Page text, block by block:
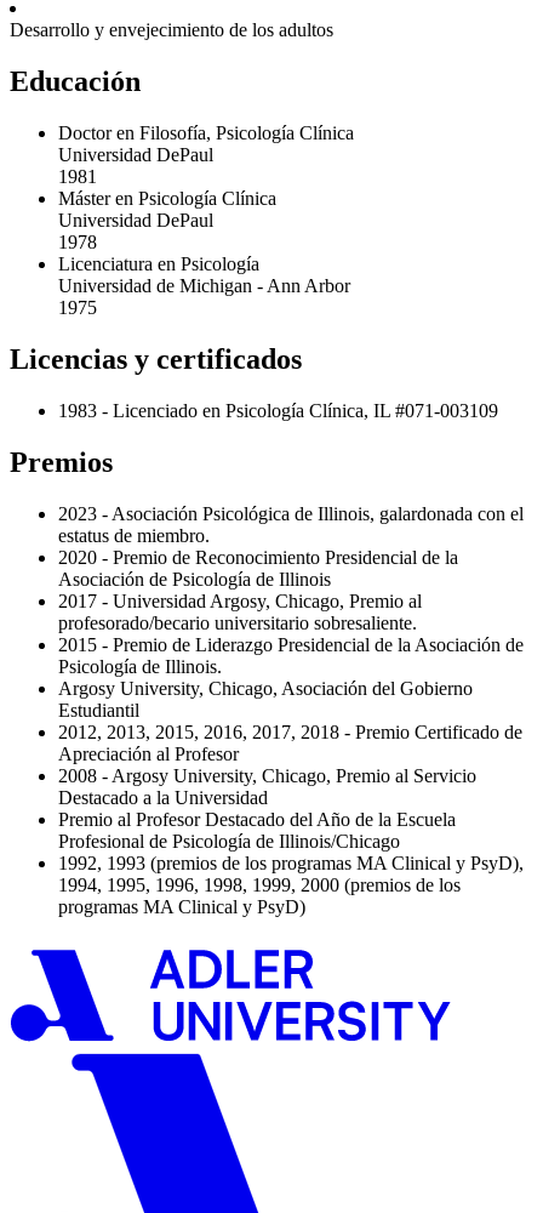
Desarrollo y envejecimiento de los adultos
Educación
Doctor en Filosofía, Psicología Clínica
Universidad DePaul
1981
Máster en Psicología Clínica
Universidad DePaul
1978
Licenciatura en Psicología
Universidad de Michigan - Ann Arbor
1975
Licencias y certificados
1983 - Licenciado en Psicología Clínica, IL #071-003109
Premios
2023 - Asociación Psicológica de Illinois, galardonada con el
estatus de miembro.
2020 - Premio de Reconocimiento Presidencial de la
Asociación de Psicología de Illinois
2017 - Universidad Argosy, Chicago, Premio al
profesorado/becario universitario sobresaliente.
2015 - Premio de Liderazgo Presidencial de la Asociación de
Psicología de Illinois.
Argosy University, Chicago, Asociación del Gobierno
Estudiantil
2012, 2013, 2015, 2016, 2017, 2018 - Premio Certificado de
Apreciación al Profesor
2008 - Argosy University, Chicago, Premio al Servicio
Destacado a la Universidad
Premio al Profesor Destacado del Año de la Escuela
Profesional de Psicología de Illinois/Chicago
1992, 1993 (premios de los programas MA Clinical y PsyD),
1994, 1995, 1996, 1998, 1999, 2000 (premios de los
programas MA Clinical y PsyD)